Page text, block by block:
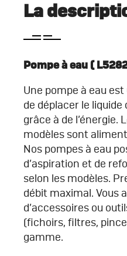
La
Pompe à eau (
Une pompe à eau
de déplacer le liquide
grâce à de l’énergie.
modèles sont
Nos pompes à eau
d’aspiration et de
selon les modèles.
débit maximal. Vous
d’accessoires ou
(fichoirs, filtres,
gamme.